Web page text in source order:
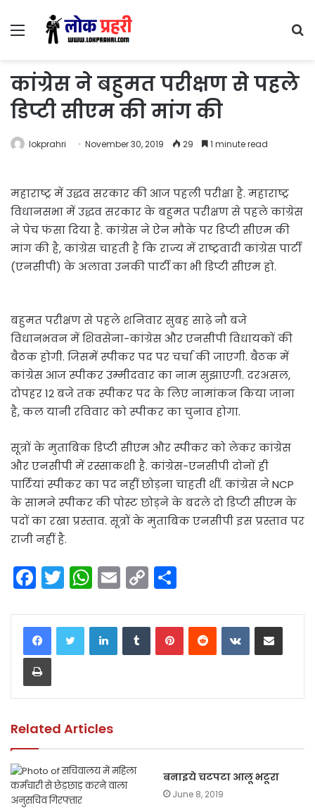
Menu
कांग्रेस ने बहुमत परीक्षण से पहले
डिप्टी सीएम की मांग की
lokprahri November 30, 2019 29 1 minute read
महाराष्ट्र में उद्धव सरकार की आज पहली परीक्षा है. महाराष्ट्र
विधानसभा में उद्धव सरकार के बहुमत परीक्षण से पहले कांग्रेस
ने पेच फंसा दिया है. कांग्रेस ने ऐन मौके पर डिप्टी सीएम की
मांग की है, कांग्रेस चाहती है कि राज्य में राष्ट्रवादी कांग्रेस पार्टी
(एनसीपी) के अलावा उनकी पार्टी का भी डिप्टी सीएम हो.
बहुमत परीक्षण से पहले शनिवार सुबह साढ़े नौ बजे
विधानभवन में शिवसेना-कांग्रेस और एनसीपी विधायकों की
बैठक होगी. जिसमें स्पीकर पद पर चर्चा की जाएगी. बैठक में
कांग्रेस आज स्पीकर उम्मीदवार का नाम सुझाएगी. दरअसल,
दोपहर 12 बजे तक स्पीकर पद के लिए नामांकन किया जाना
है, कल यानी रविवार को स्पीकर का चुनाव होगा.
सूत्रों के मुताबिक डिप्टी सीएम और स्पीकर को लेकर कांग्रेस
और एनसीपी में रस्साकशी है. कांग्रेस-एनसीपी दोनों ही
पार्टियां स्पीकर का पद नहीं छोड़ना चाहती थीं. कांग्रेस ने NCP
के सामने स्पीकर की पोस्ट छोड़ने के बदले दो डिप्टी सीएम के
पदों का रखा प्रस्ताव. सूत्रों के मुताबिक एनसीपी इस प्रस्ताव पर
राजी नहीं है.
F
c
e
b
o
k
T
itt
er
W
a
ts
p
E
ai
l
C
p
y
n
ar
e
LinkedInTumblrPinterestReddit VKontakteShare via Email
Print
Related Articles
बनाइये चटपटा आलू भटूरा
June 8, 2019